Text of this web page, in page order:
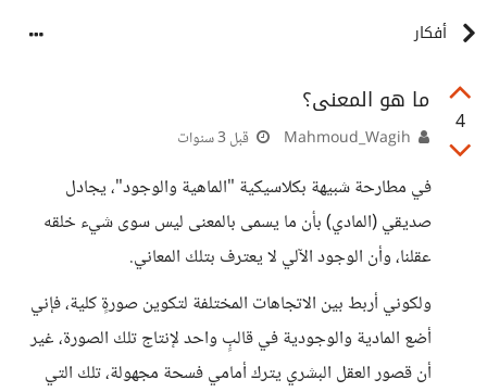
أفكار
4
ما هو المعنى؟
قبل 3 سنوات
في مطارحة شبيهة بكلاسيكية "الماهية والوجود"، يجادل
صديقي (المادي) بأن ما يسمى بالمعنى ليس سوى شيء خلقه
عقلنا، وأن الوجود الآلي لا يعترف بتلك المعاني.
ولكوني أربط بين الاتجاهات المختلفة لتكوين صورةٍ كلية، فإني
أضع المادية والوجودية في قالبٍ واحد لإنتاج تلك الصورة، غير
أن قصور العقل البشري يترك أمامي فسحة مجهولة، تلك التي